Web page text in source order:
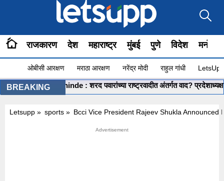
राजकारण देश महाराष्ट्र मुंबई पुणे विदेश
ओबीसी आरक्षण मराठा आरक्षण नरेंद्र मोदी राहुल गांधी
BREAKING
Shashikant Shinde : शरद पवारांच्या राष्ट्रवादीत अंतर्गत वाद? प्रदेशाध्यक्ष
Letsupp » sports » Bcci Vice President Rajeev Shukla Announced